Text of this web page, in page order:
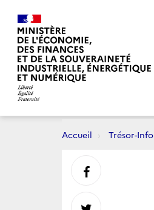
Accueil Trésor-Info
Partager
sur